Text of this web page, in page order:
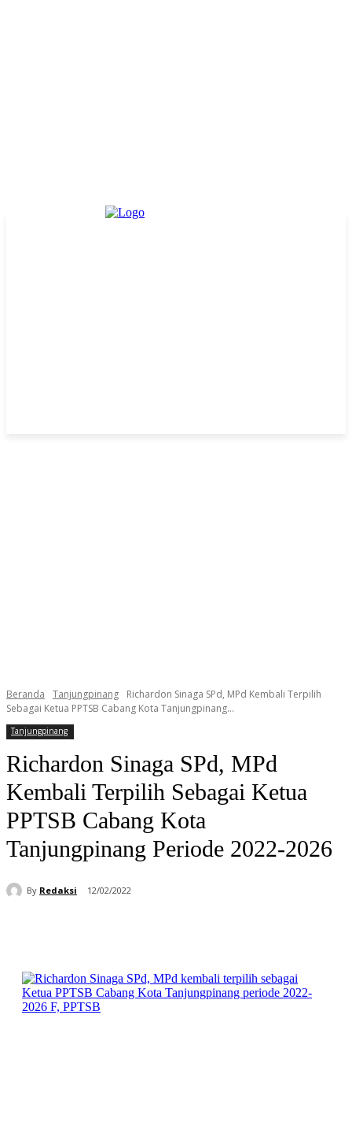
Beranda Tanjungpinang
Richardon Sinaga SPd, MPd Kembali Terpilih
Sebagai Ketua PPTSB Cabang Kota Tanjungpinang...
Tanjungpinang
Richardon Sinaga SPd, MPd
Kembali Terpilih Sebagai Ketua
PPTSB Cabang Kota
Tanjungpinang Periode 2022-2026
By Redaksi 12/02/2022